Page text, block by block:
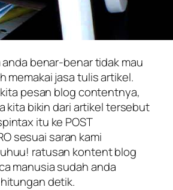
anda benar-benar tidak mau
memakai jasa tulis artikel.
kita pesan blog contentnya,
kita bikin dari artikel tersebut
itu ke POST
sesuai saran kami
ratusan kontent blog
manusia sudah anda
detik.